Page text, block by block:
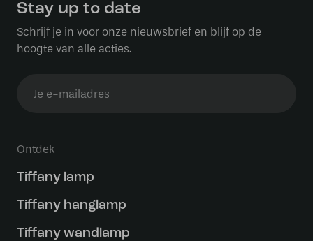
Stay up to date
Schrijf je in voor onze nieuwsbrief en blijf op de
hoogte van alle acties.
Ontdek
Tiffany lamp
Tiffany hanglamp
Tiffany wandlamp